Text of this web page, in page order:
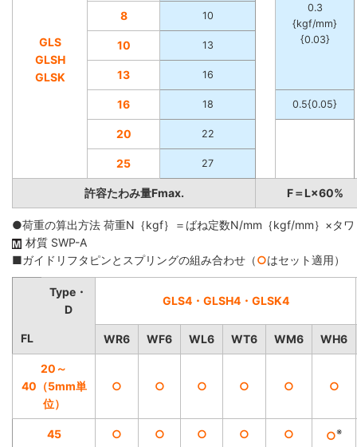
GLS
GLSH
GLSK
0.3
{kgf/mm}
{0.03}
8 10
10 13
13 16
16 18 0.5{0.05}
20 22
25 27
許容たわみ量Fmax. F＝L×60%
●荷重の算出方法 荷重N｛kgf｝＝ばね定数N/mm｛kgf/mm｝×タ
材質 SWP-A
■ガイドリフタピンとスプリングの組み合わせ（○はセット適用）
Type・
D
GLS4・GLSH4・GLSK4
FL WR6 WF6 WL6 WT6 WM6 WH6
20～
40（5mm単
位）
○ ○ ○ ○ ○ ○
45 ○ ○ ○ ○ ○ ○※